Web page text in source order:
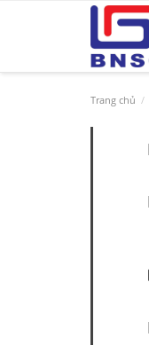
Trang chủ